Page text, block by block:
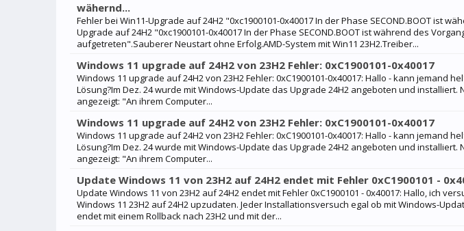
wähernd...
Fehler bei Win11-Upgrade auf 24H2 "0xc1900101-0x40017 In der Phase SECOND.BOOT ist
Upgrade auf 24H2 "0xc1900101-0x40017 In der Phase SECOND.BOOT ist während des
aufgetreten".Sauberer Neustart ohne Erfolg.AMD-System mit Win11 23H2.Treiber...
Windows 11 upgrade auf 24H2 von 23H2 Fehler: 0xC1900101-0x40017
Windows 11 upgrade auf 24H2 von 23H2 Fehler: 0xC1900101-0x40017: Hallo - kann jemand
Lösung?Im Dez. 24 wurde mit Windows-Update das Upgrade 24H2 angeboten und installiert.
angezeigt: "An ihrem Computer...
Windows 11 upgrade auf 24H2 von 23H2 Fehler: 0xC1900101-0x40017
Windows 11 upgrade auf 24H2 von 23H2 Fehler: 0xC1900101-0x40017: Hallo - kann jemand
Lösung?Im Dez. 24 wurde mit Windows-Update das Upgrade 24H2 angeboten und installiert.
angezeigt: "An ihrem Computer...
Update Windows 11 von 23H2 auf 24H2 endet mit Fehler 0xC1900101 -
Update Windows 11 von 23H2 auf 24H2 endet mit Fehler 0xC1900101 - 0x40017: Hallo, ich
Windows 11 23H2 auf 24H2 upzudaten. Jeder Installationsversuch egal ob mit Windows-
endet mit einem Rollback nach 23H2 und mit der...